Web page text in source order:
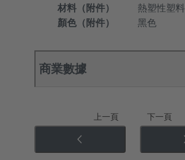
材料（附件）
熱塑性塑料
顏色（附件）
黑色
商業數據
上一頁 下一頁